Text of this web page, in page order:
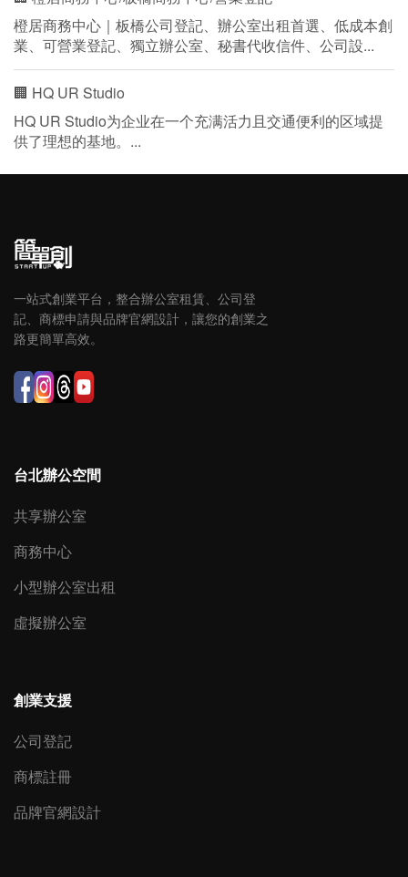
橙居商務中心｜板橋公司登記、辦公室出租首選、低成本創
業、可營業登記、獨立辦公室、秘書代收信件、公司設...
🏢 HQ UR Studio
HQ UR Studio为企业在一个充满活力且交通便利的区域提
供了理想的基地。...
一站式創業平台，整合辦公室租賃、公司登
記、商標申請與品牌官網設計，讓您的創業之
路更簡單高效。
台北辦公空間
共享辦公室
商務中心
小型辦公室出租
虛擬辦公室
創業支援
公司登記
商標註冊
品牌官網設計